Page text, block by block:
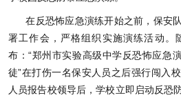
在反恐怖应急演练开始之前，保安
署工作会，严格组织实施演练活动。
布：“郑州市实验高级中学反恐怖应急
徒”在打伤一名保安人员之后强行闯入
人员报告校领导后，学校立即启动反恐